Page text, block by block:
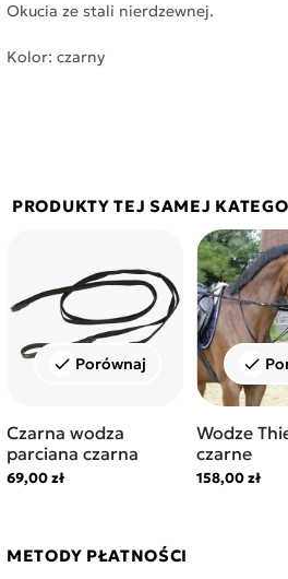
Okucia ze stali nierdzewnej.
Kolor: czarny
PRODUKTY TEJ SAMEJ
check Porównaj
Czarna wodza
parciana czarna
69,00 zł
check
Wodze
czarne
158,00 zł
METODY PŁATNOŚCI